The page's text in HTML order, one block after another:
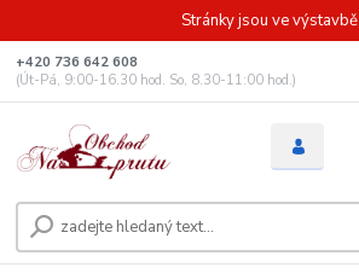
Stránky jsou ve výstavbě.
+420 736 642 608
(Út-Pá, 9:00-16.30 hod. So, 8.30-11:00 hod.)